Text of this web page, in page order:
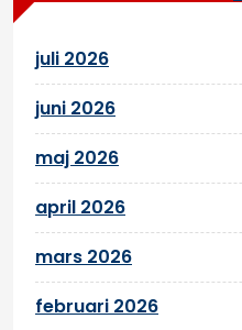
juli 2026
juni 2026
maj 2026
april 2026
mars 2026
februari 2026